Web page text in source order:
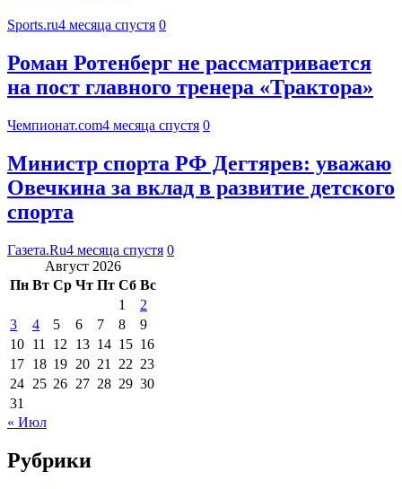
Sports.ru4 месяца спустя 0
Роман Ротенберг не рассматривается
на пост главного тренера «Трактора»
Чемпионат.com4 месяца спустя 0
Министр спорта РФ Дегтярев: уважаю
Овечкина за вклад в развитие детского
спорта
Газета.Ru4 месяца спустя 0
Август 2026
Пн Вт Ср Чт Пт Сб Вс
1
2
3
4 5 6 7 8
9
10 11 12 13 14 15 16
17 18 19 20 21 22 23
24 25 26 27 28 29 30
31
« Июл
Рубрики